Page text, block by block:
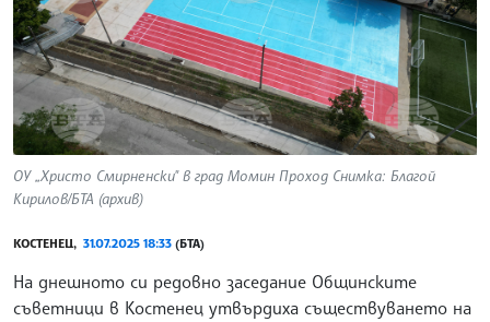
ОУ „Христо Смирненски" в град Момин Проход Снимка: Благой
Кирилов/БТА (архив)
КОСТЕНЕЦ, 31.07.2025 18:33 (БТА)
На днешното си редовно заседание Общинските
съветници в Костенец утвърдиха съществуването на